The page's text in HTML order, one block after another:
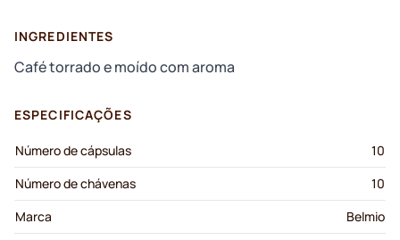
INGREDIENTES
Café torrado e moído com aroma
ESPECIFICAÇÕES
Número de cápsulas
10
Número de chávenas
10
Marca
Belmio